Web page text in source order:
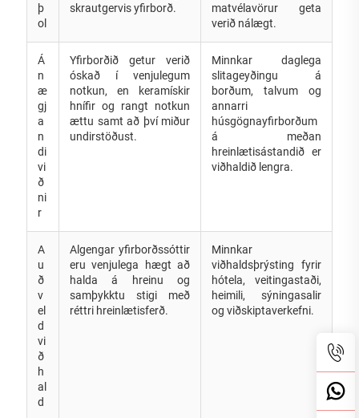
þ
ol
skrautgervis yfirborð.
matvélavörur geta
verið nálægt.
Á
n
æ
gj
a
n
di
vi
ð
ni
r
Yfirborðið getur verið
óskað í venjulegum
notkun, en keramískir
hnífir og rangt notkun
ættu samt að því miður
undirstöðust.
Minnkar daglega
slitageyðingu á
borðum, talvum og
annarri
húsgögnayfirborðum
á meðan
hreinlætisástandið er
viðhaldið lengra.
A
u
ð
v
el
d
vi
ð
h
al
d
Algengar yfirborðssóttir
eru venjulega hægt að
halda á hreinu og
samþykktu stigi með
réttri hreinlætisferð.
Minnkar
viðhaldsþrýsting fyrir
hótela, veitingastaði,
heimili, sýningasalir
og viðskiptaverkefni.